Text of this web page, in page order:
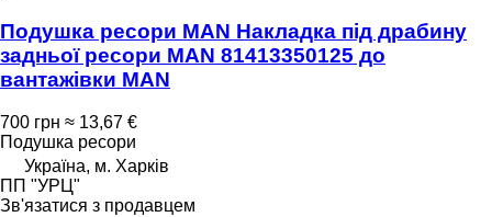
Подушка ресори MAN Накладка під драбину
задньої ресори MAN 81413350125 до
вантажівки MAN
700 грн ≈ 13,67 €
Подушка ресори
Україна, м. Харків
ПП "УРЦ"
Зв'язатися з продавцем